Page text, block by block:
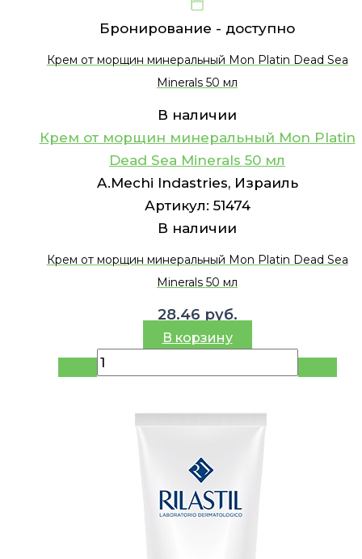
Бронирование - доступно
Крем от морщин минеральный Mon Platin Dead Sea
Minerals 50 мл
В наличии
Крем от морщин минеральный Mon Platin
Dead Sea Minerals 50 мл
A.Mechi Indastries, Израиль
Артикул: 51474
В наличии
Крем от морщин минеральный Mon Platin Dead Sea
Minerals 50 мл
28.46 руб.
В корзину